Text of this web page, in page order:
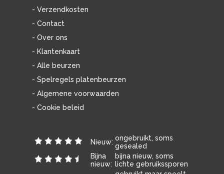
- Verzendkosten
- Contact
- Over ons
- Klantenkaart
- Alle beurzen
- Spelregels platenbeurzen
- Algemene voorwaarden
- Cookie beleid
Nieuw: ongebruikt, soms
gesealed
Bijna
nieuw:
bijna nieuw, soms
lichte gebruikssporen